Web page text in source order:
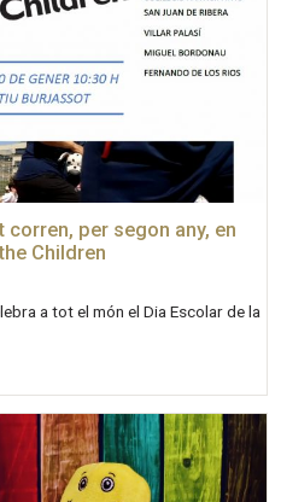
per segon any, en
Children
a tot el món el Dia Escolar de la